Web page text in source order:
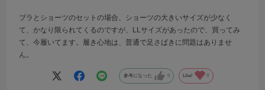
ブラとショーツのセットの場合、ショーツの大きいサイズが少なく
て、かなり限られてくるのですが、LLサイズがあったので、買ってみ
て、今履いてます。履き心地は、普通で足さばきに問題はありませ
ん。
参考になった 0 Like! 0